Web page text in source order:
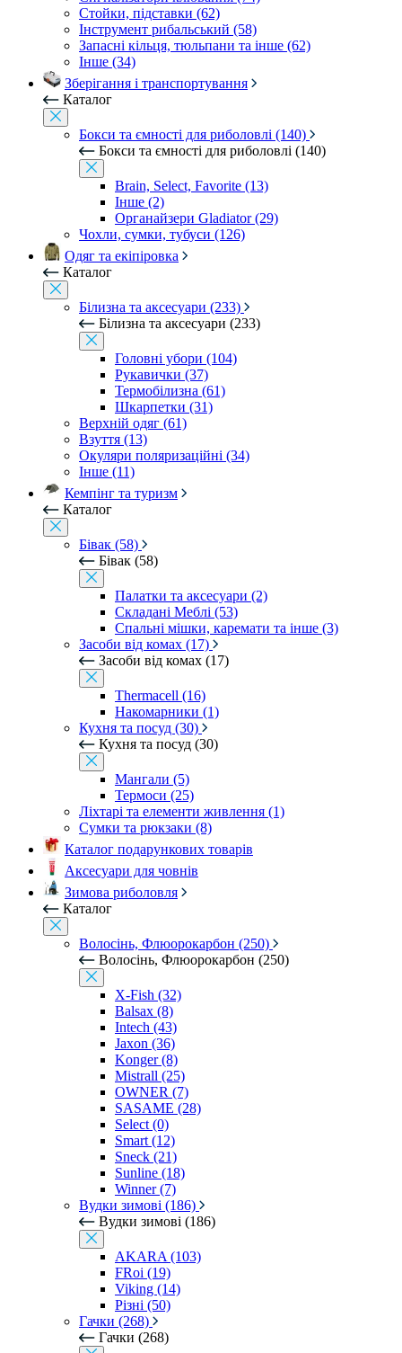
Стойки, підставки (62)
Інструмент рибальський (58)
Запасні кільця, тюльпани та інше (62)
Інше (34)
Зберігання і транспортування
Каталог
Бокси та ємності для риболовлі (140)
Бокси та ємності для риболовлі (140)
Brain, Select, Favorite (13)
Інше (2)
Органайзери Gladiator (29)
Чохли, сумки, тубуси (126)
Одяг та екіпіровка
Каталог
Білизна та аксесуари (233)
Білизна та аксесуари (233)
Головні убори (104)
Рукавички (37)
Термобілизна (61)
Шкарпетки (31)
Верхній одяг (61)
Взуття (13)
Окуляри поляризаційні (34)
Інше (11)
Кемпінг та туризм
Каталог
Бівак (58)
Бівак (58)
Палатки та аксесуари (2)
Складані Меблі (53)
Спальні мішки, каремати та інше (3)
Засоби від комах (17)
Засоби від комах (17)
Thermacell (16)
Накомарники (1)
Кухня та посуд (30)
Кухня та посуд (30)
Мангали (5)
Термоси (25)
Ліхтарі та елементи живлення (1)
Сумки та рюкзаки (8)
Каталог подарункових товарів
Аксесуари для човнів
Зимова риболовля
Каталог
Волосінь, Флюорокарбон (250)
Волосінь, Флюорокарбон (250)
X-Fish (32)
Balsax (8)
Intech (43)
Jaxon (36)
Konger (8)
Mistrall (25)
OWNER (7)
SASAME (28)
Select (0)
Smart (12)
Sneck (21)
Sunline (18)
Winner (7)
Вудки зимові (186)
Вудки зимові (186)
AKARA (103)
FRoi (19)
Viking (14)
Різні (50)
Гачки (268)
Гачки (268)